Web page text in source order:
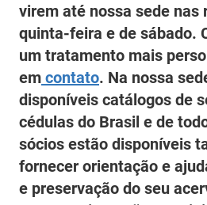
virem até nossa sede nas
quinta-feira e de sábado.
um tratamento mais
em contato. Na nossa
disponíveis catálogos de
cédulas do Brasil e de
sócios estão disponíveis
fornecer orientação e
e preservação do seu